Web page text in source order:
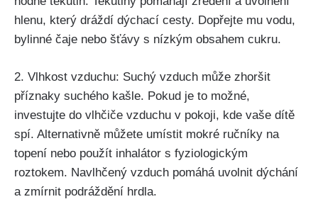
hlenu, který dráždí dýchací⁣ cesty.‍ Dopřejte mu vodu,
bylinné čaje nebo šťávy s nízkým obsahem cukru.
2. Vlhkost vzduchu: Suchý vzduch může zhoršit
příznaky suchého kašle. Pokud je to možné,
investujte do vlhčiče vzduchu v pokoji,⁤ kde⁤ vaše dítě
spí. Alternativně můžete ⁢umístit mokré ručníky na
topení​ nebo použít ‍inhalátor s fyziologickým
‍roztokem. Navlhčený vzduch ⁣pomáhá uvolnit dýchání
a zmírnit podráždění hrdla.